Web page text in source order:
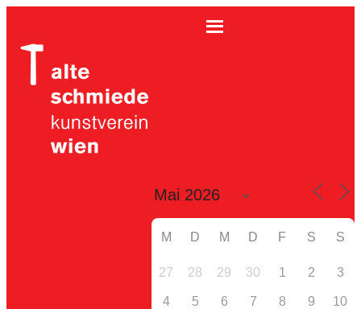
M D M D F S S
27 28 29 30 1 2 3
4 5 6 7 8 9 10